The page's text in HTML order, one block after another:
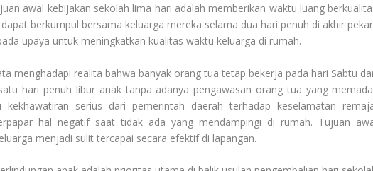
awal kebijakan sekolah lima hari adalah memberikan waktu luang
berkumpul bersama keluarga mereka selama dua hari penuh di akhir
upaya untuk meningkatkan kualitas waktu keluarga di rumah.
menghadapi realita bahwa banyak orang tua tetap bekerja pada hari Sabtu
hari penuh libur anak tanpa adanya pengawasan orang tua yang
serius dari pemerintah daerah terhadap keselamatan
hal negatif saat tidak ada yang mendampingi di rumah. Tujuan
menjadi sulit tercapai secara efektif di lapangan.